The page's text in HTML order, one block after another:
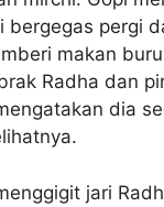
bergegas pergi
makan
Radha dan
dia
jari